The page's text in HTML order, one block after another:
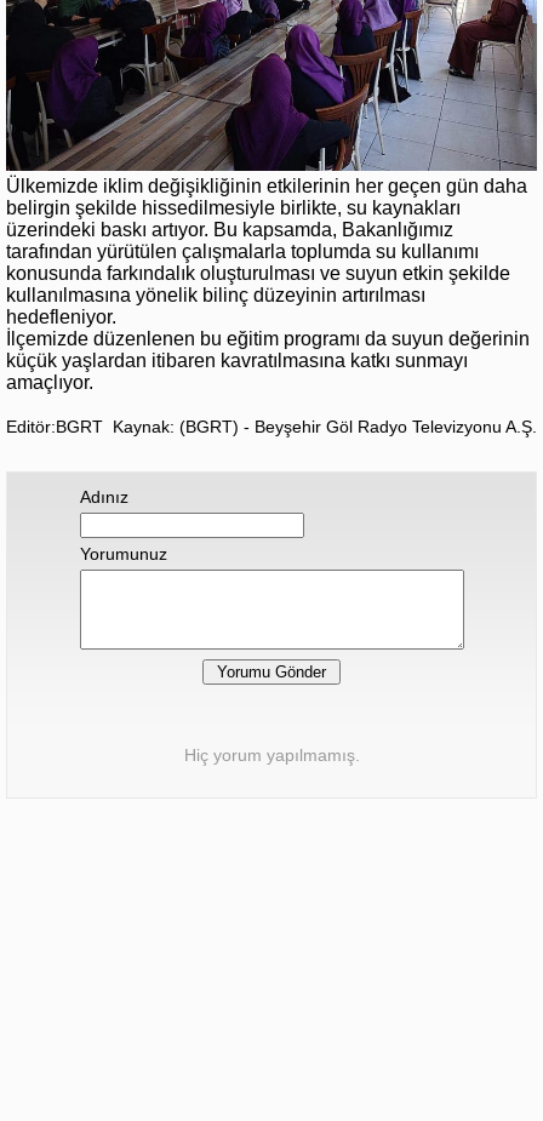
Ülkemizde iklim değişikliğinin etkilerinin her geçen gün daha
belirgin şekilde hissedilmesiyle birlikte, su kaynakları
üzerindeki baskı artıyor. Bu kapsamda, Bakanlığımız
tarafından yürütülen çalışmalarla toplumda su kullanımı
konusunda farkındalık oluşturulması ve suyun etkin şekilde
kullanılmasına yönelik bilinç düzeyinin artırılması
hedefleniyor.
İlçemizde düzenlenen bu eğitim programı da suyun değerinin
küçük yaşlardan itibaren kavratılmasına katkı sunmayı
amaçlıyor.
Editör:BGRT Kaynak: (BGRT) - Beyşehir Göl Radyo Televizyonu A.Ş.
Adınız
Yorumunuz
Hiç yorum yapılmamış.